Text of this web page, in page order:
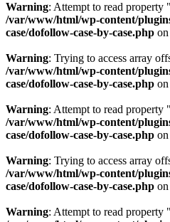
Warning: Attempt to read
/var/www/html/wp-content/
case/dofollow-case-by-case.php
Warning: Trying to access array
/var/www/html/wp-content/
case/dofollow-case-by-case.php
Warning: Attempt to read
/var/www/html/wp-content/
case/dofollow-case-by-case.php
Warning: Trying to access array
/var/www/html/wp-content/
case/dofollow-case-by-case.php
Warning: Attempt to read